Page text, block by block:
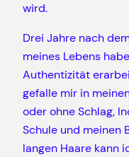
wird.
Drei Jahre nach
meines Lebens
Authentizität
gefalle mir in
oder ohne Schlag,
Schule und meinen
langen Haare kann